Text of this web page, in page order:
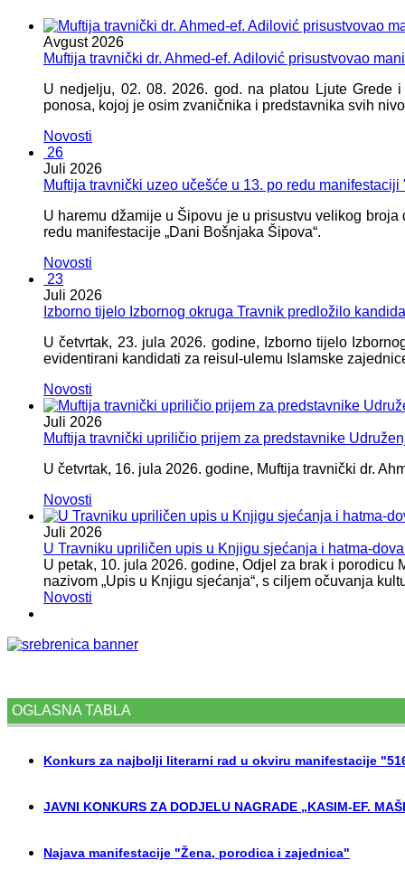
Avgust 2026
Muftija travnički dr. Ahmed-ef. Adilović prisustvovao
U nedjelju, 02. 08. 2026. god. na platou Ljute
ponosa, kojoj je osim zvaničnika i predstavnika svih
Novosti
26
Juli 2026
Muftija travnički uzeo učešće u 13. po redu
U haremu džamije u Šipovu je u prisustvu velikog
redu manifestacije „Dani Bošnjaka Šipova“.
Novosti
23
Juli 2026
Izborno tijelo Izbornog okruga Travnik predložilo
U četvrtak, 23. jula 2026. godine, Izborno tijelo
evidentirani kandidati za reisul-ulemu Islamske
Novosti
Juli 2026
Muftija travnički upriličio prijem za predstavnike
U četvrtak, 16. jula 2026. godine, Muftija travnički dr.
Novosti
Juli 2026
U Travniku upriličen upis u Knjigu sjećanja i hatma-
U petak, 10. jula 2026. godine, Odjel za brak i
nazivom „Upis u Knjigu sjećanja“, s ciljem očuvanja
Novosti
OGLASNA TABLA
Konkurs za najbolji literarni rad u okviru manifestacije
JAVNI KONKURS ZA DODJELU NAGRADE „KASIM-EF.
Najava manifestacije "Žena, porodica i zajednica"